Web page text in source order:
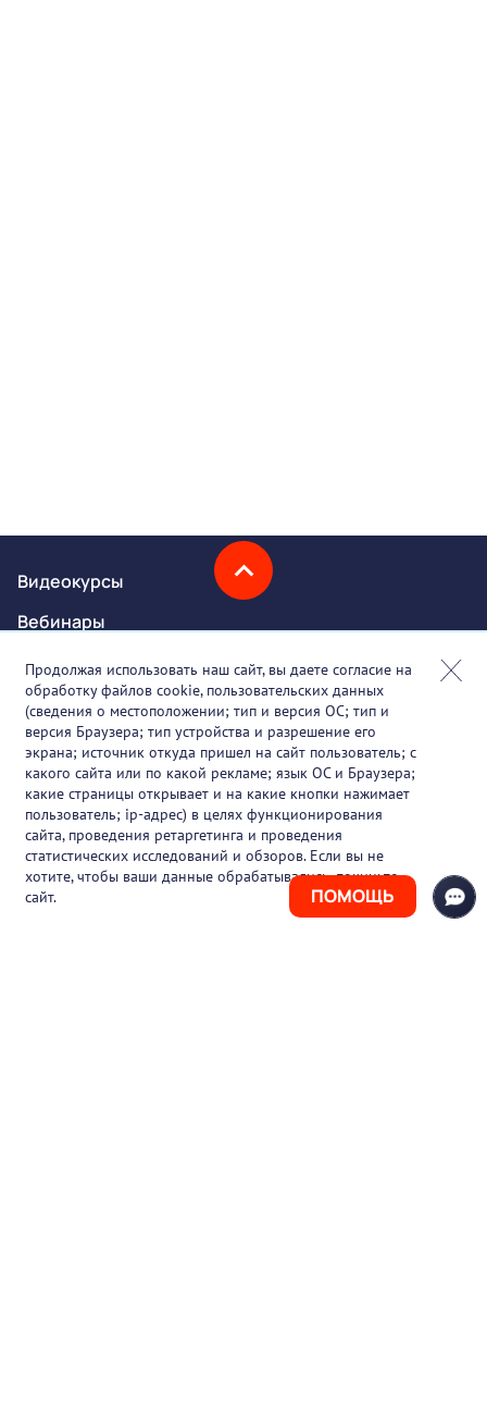
ПОМОЩЬ
Видеокурсы
Вебинары
Онлайн-события
Партнеры
О проекте
Вакансии
Блог
Контакты
Продолжая использовать наш сайт, вы даете согласие на
обработку файлов cookie, пользовательских данных
(сведения о местоположении; тип и версия ОС; тип и
версия Браузера; тип устройства и разрешение его
экрана; источник откуда пришел на сайт пользователь; с
какого сайта или по какой рекламе; язык ОС и Браузера;
какие страницы открывает и на какие кнопки нажимает
пользователь; ip-адрес) в целях функционирования
сайта, проведения ретаргетинга и проведения
статистических исследований и обзоров. Если вы не
хотите, чтобы ваши данные обрабатывались, покиньте
сайт.